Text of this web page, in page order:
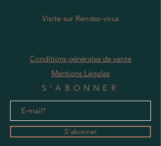
Visite sur Rendez-vous
Conditions générales de vente
Mentions Légales
S'ABONNER
S'abonner